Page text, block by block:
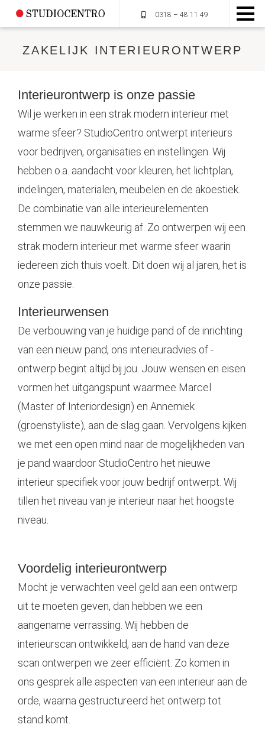
OVER STUDIOCENTRO
MUMMIEPLANTEN
DIENSTEN
PORTFOLIO
CONTACT
0318 – 48 11 49
ZAKELIJK INTERIEURONTWERP
Interieurontwerp is onze passie
Wil je werken in een strak modern interieur met
warme sfeer? StudioCentro ontwerpt interieurs
voor bedrijven, organisaties en instellingen. Wij
hebben o.a. aandacht voor kleuren, het lichtplan,
indelingen, materialen, meubelen en de akoestiek.
De combinatie van alle interieurelementen
stemmen we nauwkeurig af. Zo ontwerpen wij een
strak modern interieur met warme sfeer waarin
iedereen zich thuis voelt. Dit doen wij al jaren, het is
onze passie.
Interieurwensen
De verbouwing van je huidige pand of de inrichting
van een nieuw pand, ons interieuradvies of -
ontwerp begint altijd bij jou. Jouw wensen en eisen
vormen het uitgangspunt waarmee Marcel
(Master of Interiordesign) en Annemiek
(groenstyliste), aan de slag gaan. Vervolgens kijken
we met een open mind naar de mogelijkheden van
je pand waardoor StudioCentro het nieuwe
interieur specifiek voor jouw bedrijf ontwerpt. Wij
tillen het niveau van je interieur naar het hoogste
niveau.
Voordelig interieurontwerp
Mocht je verwachten veel geld aan een ontwerp
uit te moeten geven, dan hebben we een
aangename verrassing. Wij hebben de
interieurscan ontwikkeld, aan de hand van deze
scan ontwerpen we zeer efficiënt. Zo komen in
ons gesprek alle aspecten van een interieur aan de
orde, waarna gestructureerd het ontwerp tot
stand komt.